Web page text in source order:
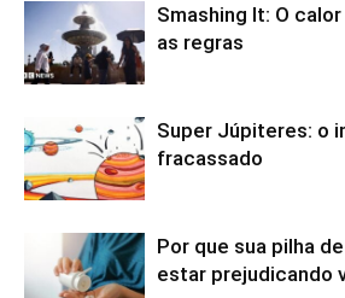
Smashing It: O
as regras
Super Júpiteres: o
fracassado
Por que sua pilha
estar prejudicando